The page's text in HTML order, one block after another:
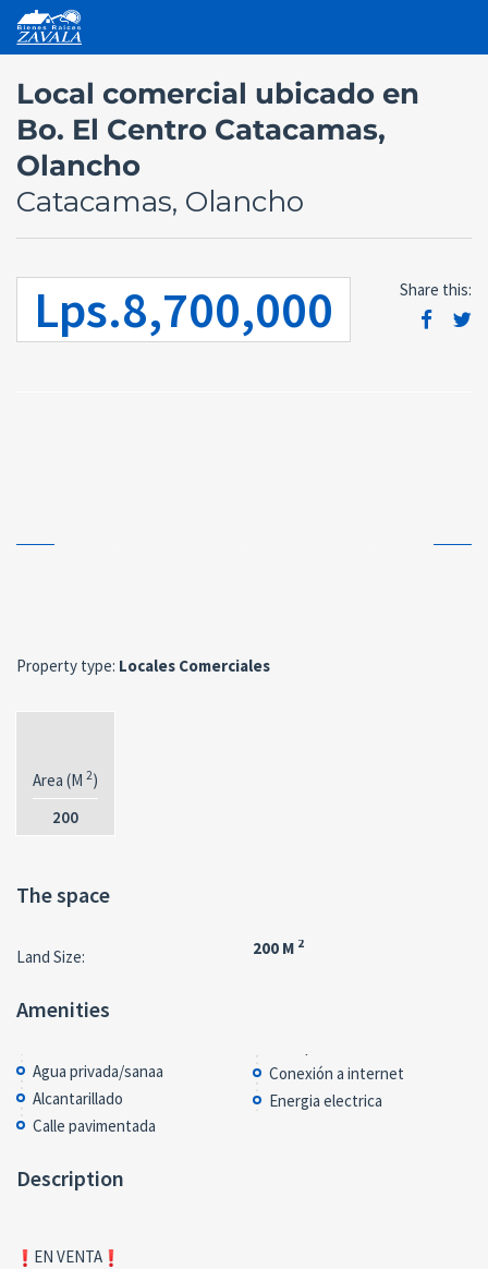
Local comercial ubicado en
Bo. El Centro Catacamas,
Olancho
Catacamas, Olancho
Lps.8,700,000 Share this:
Property type: Locales Comerciales
Area (M 2)
200
The space
Land Size: 200 M 2
Amenities
Agua privada/sanaa
Alcantarillado
Calle pavimentada
Conexión a internet
Energia electrica
Description
EN VENTA